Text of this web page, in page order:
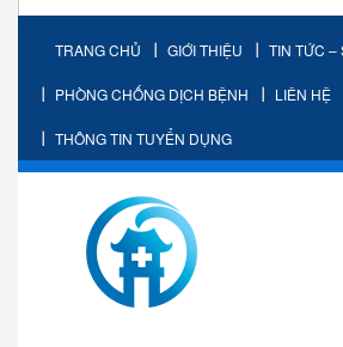
TRANG CHỦ GIỚI THIỆU TIN TỨC –
PHÒNG CHỐNG DỊCH BỆNH LIÊN HỆ
THÔNG TIN TUYỂN DỤNG
TRUNG
- Cơ sở
- Cơ sở